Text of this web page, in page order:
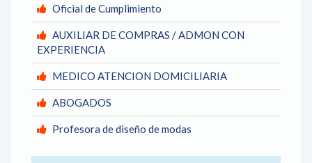
Oficial de Cumplimiento
AUXILIAR DE COMPRAS / ADMON CON
EXPERIENCIA
MEDICO ATENCION DOMICILIARIA
ABOGADOS
Profesora de diseño de modas